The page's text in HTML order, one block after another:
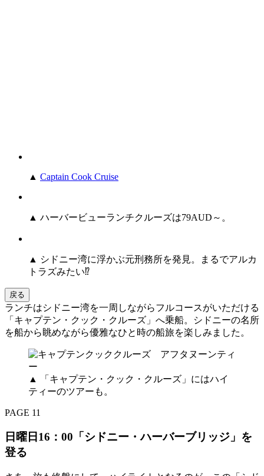
▲ Captain Cook Cruise
▲ ハーバービューランチクルーズは79AUD～。
▲ シドニー湾に浮かぶ元刑務所を発見。まるでアルカ
トラズみたい⁉
戻る
ランチはシドニー湾を一周しながらフルコースがいただける
「キャプテン・クック・クルーズ」へ乗船。シドニーの名所
を船から眺めながら優雅なひと時の船旅を楽しみました。
▲ 「キャプテン・クック・クルーズ」にはハイ
ティーのツアーも。
PAGE 11
日曜日16：00「シドニー・ハーバーブリッジ」を
登る